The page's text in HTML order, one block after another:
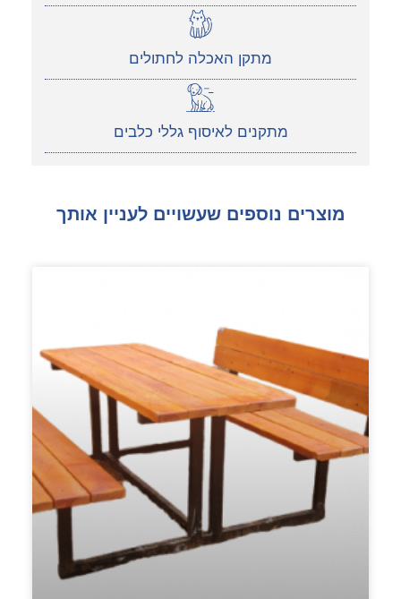
מתקן האכלה לחתולים
מתקנים לאיסוף גללי כלבים
מוצרים נוספים שעשויים לעניין אותך